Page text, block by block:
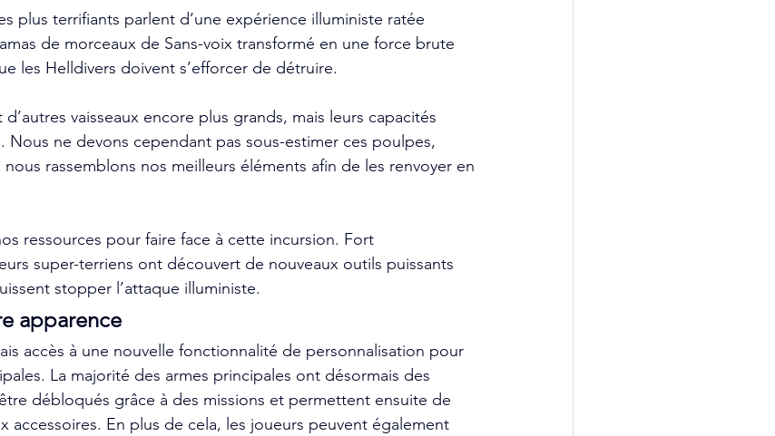
plus terrifiants parlent d’une expérience illuministe ratée
de morceaux de Sans-voix transformé en une force brute
les Helldivers doivent s’efforcer de détruire.
vaisseaux encore plus grands, mais leurs capacités
Nous ne devons cependant pas sous-estimer ces poulpes,
rassemblons nos meilleurs éléments afin de les renvoyer en
ressources pour faire face à cette incursion. Fort
super-terriens ont découvert de nouveaux outils puissants
stopper l’attaque illuministe.
apparence
accès à une nouvelle fonctionnalité de personnalisation pour
La majorité des armes principales ont désormais des
débloqués grâce à des missions et permettent ensuite de
accessoires. En plus de cela, les joueurs peuvent également